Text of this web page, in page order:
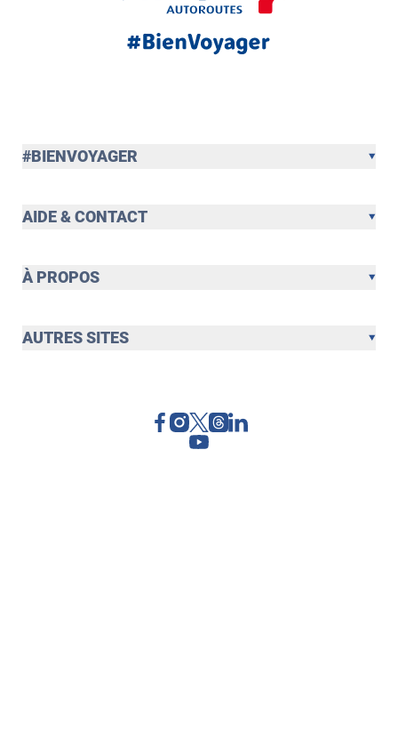
#BIENVOYAGER
AIDE & CONTACT
À PROPOS
AUTRES SITES